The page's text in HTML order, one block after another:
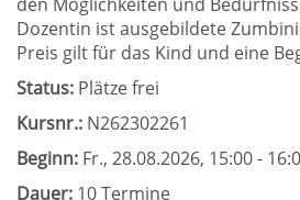
Dozentin ist ausgebildete
Preis gilt für das Kind und eine
Status: Plätze frei
Kursnr.: N262302261
Beginn: Fr., 28.08.2026, 15:00 -
Dauer: 10 Termine